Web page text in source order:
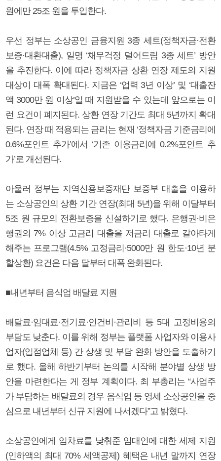
원에만 25조 원을 투입한다.
우선 정부는 소상공인 금융지원 3종 세트(정책자금·전환
보증·대환대출), 일명 ‘채무걱정 덜어드림 3종 세트’ 방안
을 추진한다. 이에 따라 정책자금 상환 연장 제도의 지원
대상이 대폭 확대된다. 지금은 ‘업력 3년 이상’ 및 ‘대출잔
액 3000만 원 이상’일 때 지원받을 수 있는데 앞으로는 이
런 요건이 폐지된다. 상환 연장 기간도 최대 5년까지 확대
된다. 연장 때 적용되는 금리는 현재 ‘정책자금 기준금리에
0.6%포인트 추가’에서 ‘기존 이용금리에 0.2%포인트 추
가’로 개선된다.
아울러 정부는 지역신용보증재단 보증부 대출을 이용하
는 소상공인의 상환 기간 연장(최대 5년)을 위해 이달부터
5조 원 규모의 전환보증을 신설하기로 했다. 은행권·비은
행권의 7% 이상 고금리 대출을 저금리 대출로 갈아타게
해주는 프로그램(4.5% 고정금리·5000만 원 한도·10년 분
할상환) 요건은 다음 달부터 대폭 완화된다.
■내년부터 음식업 배달료 지원
배달료·임대료·전기료·인건비·관리비 등 5대 고정비용의
부담도 낮춘다. 이를 위해 정부는 플랫폼 사업자와 이용사
업자(입점업체 등) 간 상생 및 부담 완화 방안을 도출하기
로 했다. 올해 하반기부터 논의를 시작해 분야별 상생 방
안을 마련한다는 게 정부 계획이다. 최 부총리는 “사업주
가 부담하는 배달료의 경우 음식업 등 영세 소상공인을 중
심으로 내년부터 신규 지원에 나서겠다”고 밝혔다.
소상공인에게 임차료를 낮춰준 임대인에 대한 세제 지원
(인하액의 최대 70% 세액공제) 혜택은 내년 말까지 연장